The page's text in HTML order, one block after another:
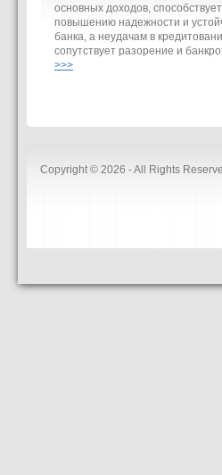
основных доходов, способствует
повышению надежности и
банка, а неудачам в
сопутствует разорение и
>>>
Copyright © 2026 - All Rights